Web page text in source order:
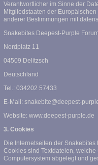
Verantwortlicher im Sinne der
Mitgliedstaaten der
anderer Bestimmungen mit
Snakebites Deepest-Purple
Nordplatz 11
04509 Delitzsch
Deutschland
Tel.: 034202 57433
E-Mail: snakebite@deepest-
Website: www.deepest-purple.de
3. Cookies
Die Internetseiten der
Cookies sind Textdateien,
Computersystem abgelegt und